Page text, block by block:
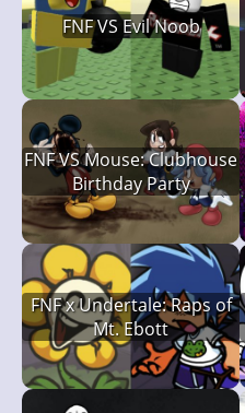
FNF VS Evil Noob
FNF VS Mouse: Clubhouse
Birthday Party
FNF x Undertale: Raps of
Mt. Ebott